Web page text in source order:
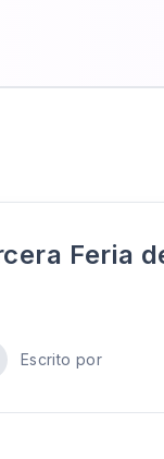
Feria
Escrito por